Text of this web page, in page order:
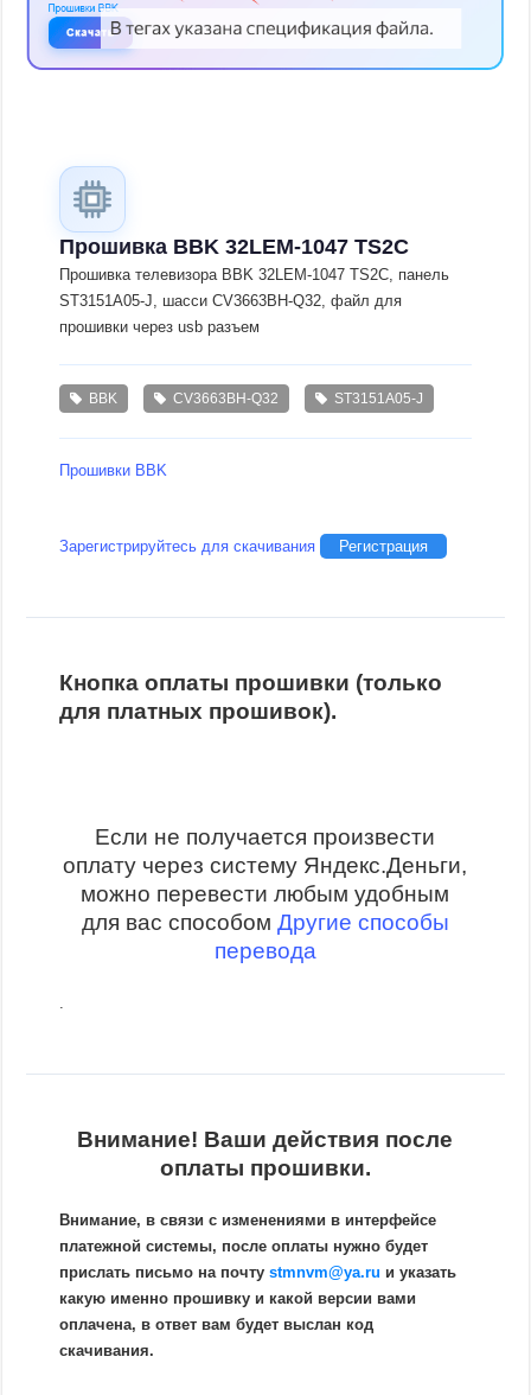
Прошивка BBK 32LEM-1047 TS2C
Прошивка телевизора BBK 32LEM-1047 TS2C, панель
ST3151A05-J, шасси CV3663BH-Q32, файл для
прошивки через usb разъем
BBK CV3663BH-Q32 ST3151A05-J
Прошивки BBK
Зарегистрируйтесь для скачивания Регистрация
Кнопка оплаты прошивки (только
для платных прошивок).
Если не получается произвести
оплату через систему Яндекс.Деньги,
можно перевести любым удобным
для вас способом Другие способы
перевода
.
Внимание! Ваши действия после
оплаты прошивки.
Внимание, в связи с изменениями в интерфейсе
платежной системы, после оплаты нужно будет
прислать письмо на почтуstmnvm@ya.ru и указать
какую именно прошивку и какой версии вами
оплачена, в ответ вам будет выслан код
скачивания.